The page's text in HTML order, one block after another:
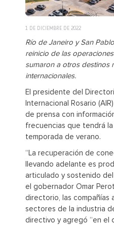
1 DE DICIEMBRE DE 2022
Río de Janeiro y San
reinicio de las
sumaron a otros destinos
internacionales.
El presidente del
Internacional Rosario
de prensa con
frecuencias que tendrá
temporada de verano.
“La recuperación de
llevando adelante es
articulado y sostenido
el gobernador Omar
directorio, las compañías
sectores de la industria
directivo y agregó “en el